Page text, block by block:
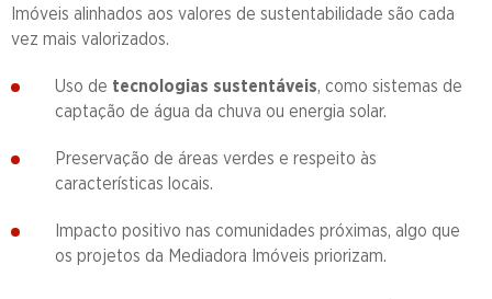
Imóveis alinhados aos valores de sustentabilidade são cada
vez mais valorizados.
Uso de tecnologias sustentáveis, como sistemas de
captação de água da chuva ou energia solar.
Preservação de áreas verdes e respeito às
características locais.
Impacto positivo nas comunidades próximas, algo que
os projetos da Mediadora Imóveis priorizam.